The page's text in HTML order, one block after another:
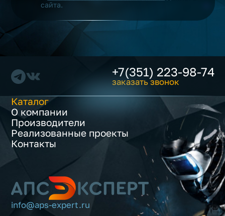
сайта.
+7(351) 223-98-74
заказать звонок
Каталог
О компании
Производители
Реализованные проекты
Контакты
info@aps-expert.ru